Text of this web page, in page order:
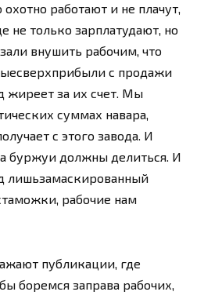
работают и не плачут,
не только зарплатудают, но
внушить рабочим, что
с продажи
жиреет за их счет. Мы
суммах навара,
с этого завода. И
буржуи должны делиться. И
лишьзамаскированный
рабочие нам
публикации, где
боремся заправа рабочих,